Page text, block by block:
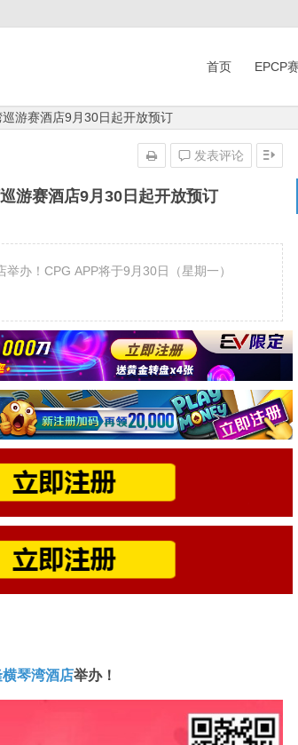
首页 EPCP
游赛酒店9月30日起开放预订
游赛酒店9月30日起开放预订
发表评论
办！CPG APP将于9月30日（星期一）
琴湾酒店举办！